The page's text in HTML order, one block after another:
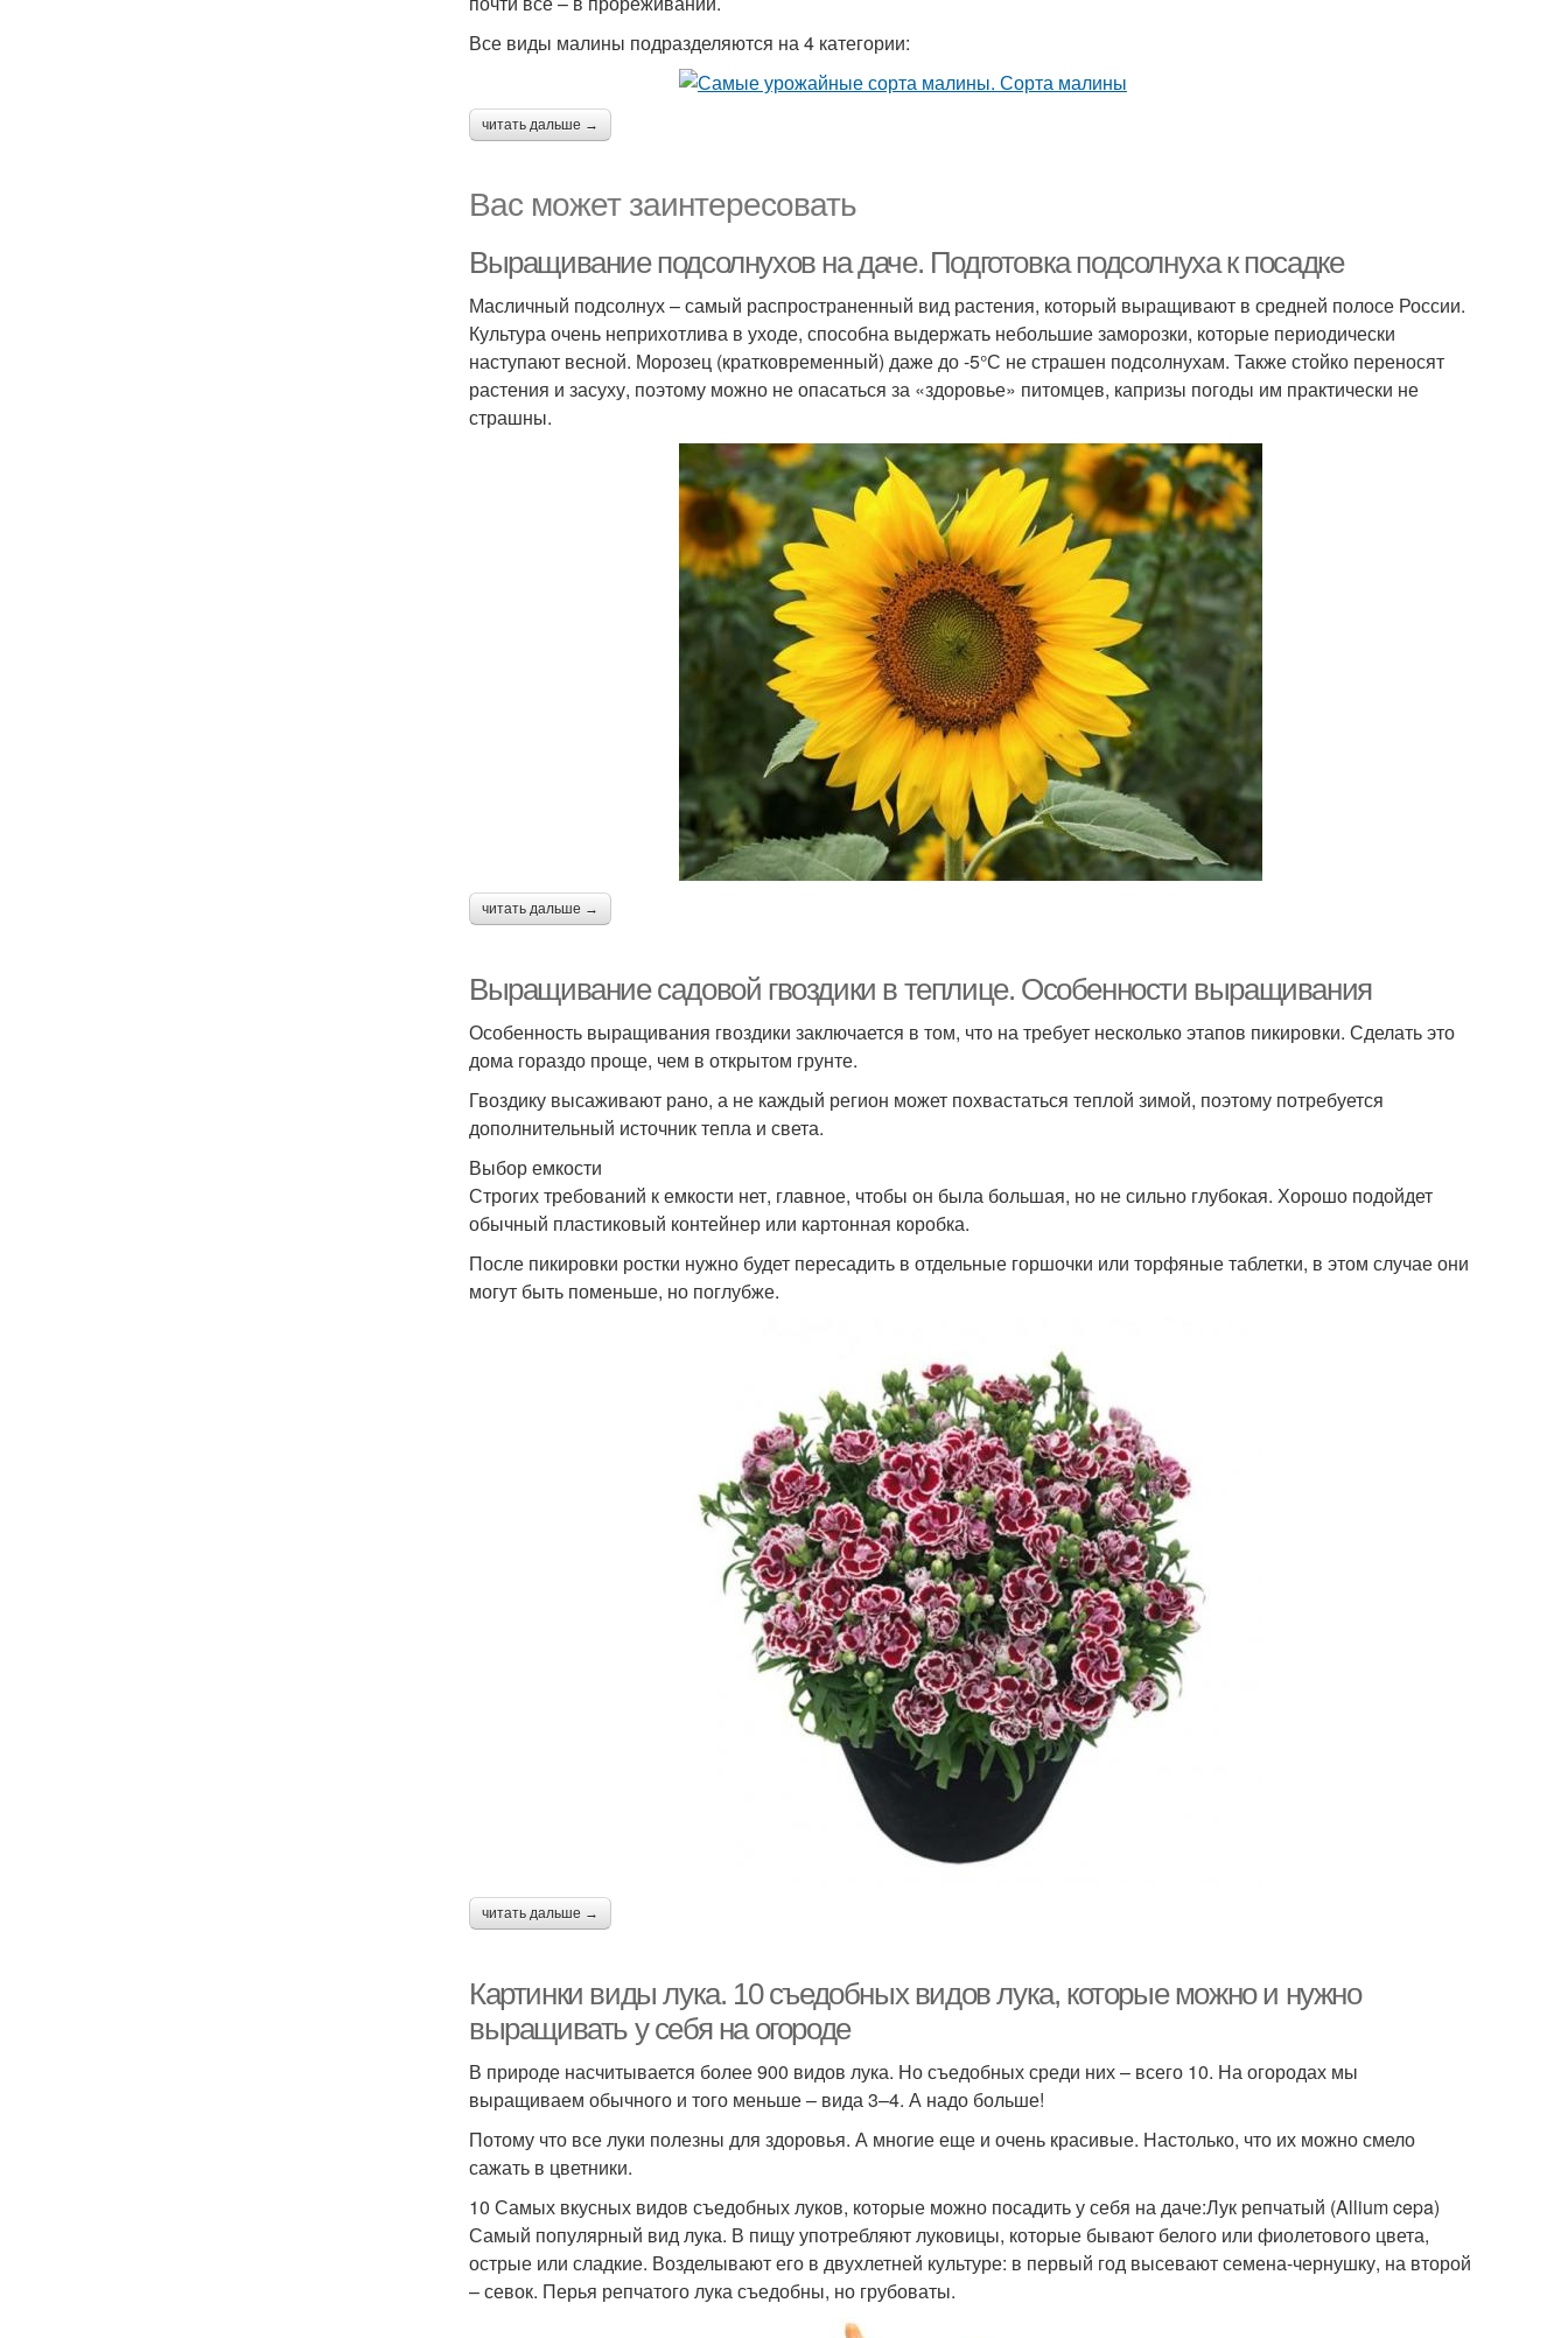
Все виды малины подразделяются на 4 категории:
читать дальше →
Вас может заинтересовать
Выращивание подсолнухов на даче. Подготовка подсолнуха к посадке
Масличный подсолнух – самый распространенный вид растения, который выращивают в средней полосе России.
Культура очень неприхотлива в уходе, способна выдержать небольшие заморозки, которые периодически
наступают весной. Морозец (кратковременный) даже до -5°С не страшен подсолнухам. Также стойко переносят
растения и засуху, поэтому можно не опасаться за «здоровье» питомцев, капризы погоды им практически не
страшны.
читать дальше →
Выращивание садовой гвоздики в теплице. Особенности выращивания
Особенность выращивания гвоздики заключается в том, что на требует несколько этапов пикировки. Сделать это
дома гораздо проще, чем в открытом грунте.
Гвоздику высаживают рано, а не каждый регион может похвастаться теплой зимой, поэтому потребуется
дополнительный источник тепла и света.
Выбор емкости
Строгих требований к емкости нет, главное, чтобы он была большая, но не сильно глубокая. Хорошо подойдет
обычный пластиковый контейнер или картонная коробка.
После пикировки ростки нужно будет пересадить в отдельные горшочки или торфяные таблетки, в этом случае они
могут быть поменьше, но поглубже.
читать дальше →
Картинки виды лука. 10 съедобных видов лука, которые можно и нужно
выращивать у себя на огороде
В природе насчитывается более 900 видов лука. Но съедобных среди них – всего 10. На огородах мы
выращиваем обычного и того меньше – вида 3–4. А надо больше!
Потому что все луки полезны для здоровья. А многие еще и очень красивые. Настолько, что их можно смело
сажать в цветники.
10 Самых вкусных видов съедобных луков, которые можно посадить у себя на даче:Лук репчатый (Allium cepa)
Самый популярный вид лука. В пищу употребляют луковицы, которые бывают белого или фиолетового цвета,
острые или сладкие. Возделывают его в двухлетней культуре: в первый год высевают семена-чернушку, на второй
– севок. Перья репчатого лука съедобны, но грубоваты.